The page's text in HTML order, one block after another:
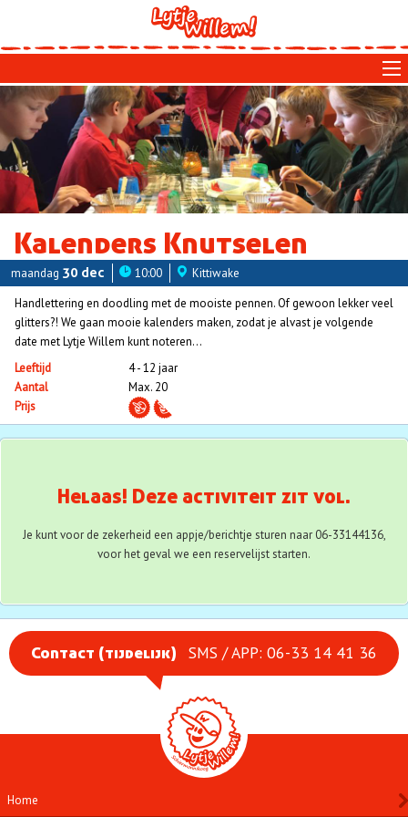
main
Kalenders Knutselen
maandag 30 dec 10:00
Kittiwake
Handlettering en doodling met de mooiste pennen. Of gewoon lekker veel
glitters?! We gaan mooie kalenders maken, zodat je alvast je volgende
date met Lytje Willem kunt noteren...
Leeftijd
4 - 12 jaar
Aantal
Max. 20
Prijs
Helaas! Deze activiteit zit vol.
Je kunt voor de zekerheid een appje/berichtje sturen naar 06-33144136,
voor het geval we een reservelijst starten.
Contact (tijdelijk) SMS / APP: 06-33 14 41 36
Home